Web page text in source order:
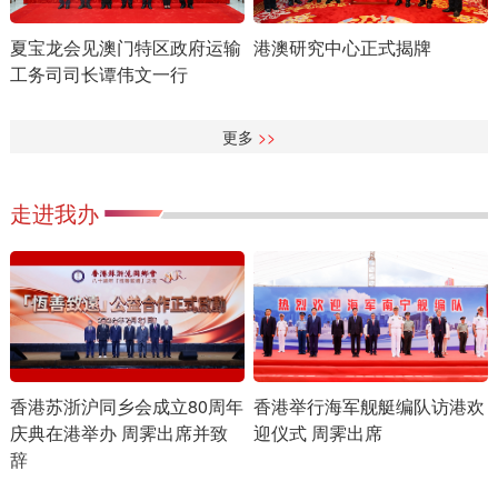
夏宝龙会见澳门特区政府运输
工务司司长谭伟文一行
港澳研究中心正式揭牌
更多 >>
走进我办
香港苏浙沪同乡会成立80周年
庆典在港举办 周霁出席并致
辞
香港举行海军舰艇编队访港欢
迎仪式 周霁出席